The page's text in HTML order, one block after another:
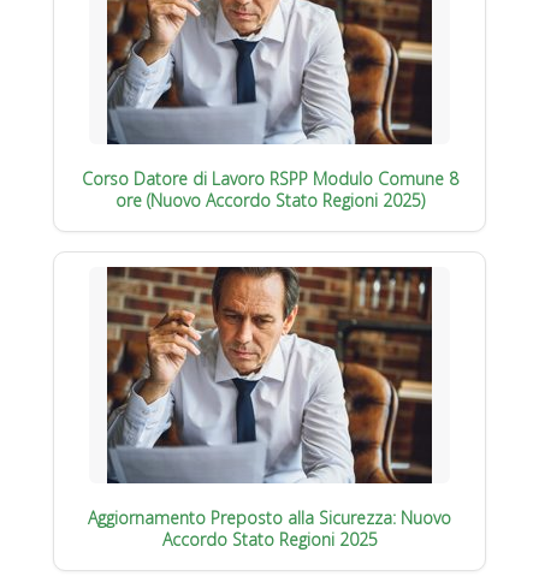
Corso Datore di Lavoro RSPP Modulo Comune 8
ore (Nuovo Accordo Stato Regioni 2025)
Aggiornamento Preposto alla Sicurezza: Nuovo
Accordo Stato Regioni 2025